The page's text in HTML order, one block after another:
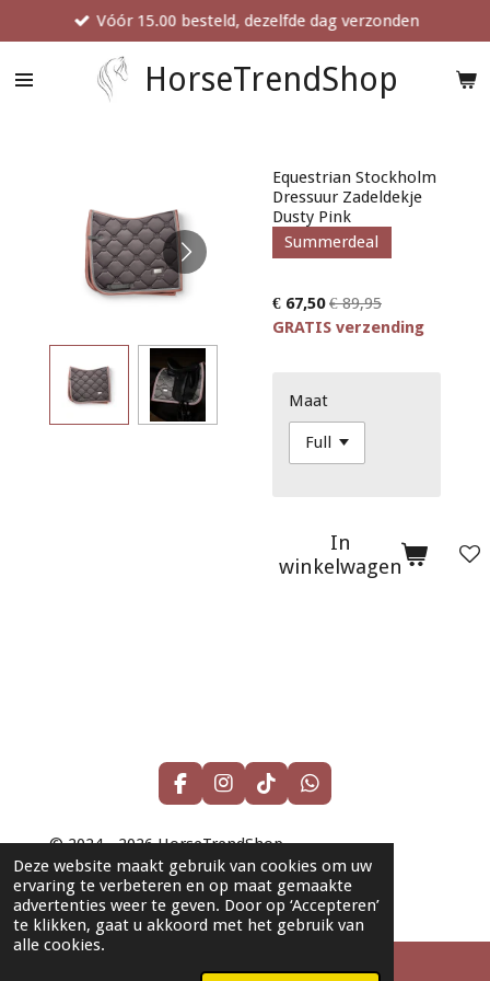
Deze website maakt gebruik van cookies om uw
ervaring te verbeteren en op maat gemaakte
advertenties weer te geven. Door op ‘Accepteren’
te klikken, gaat u akkoord met het gebruik van
alle cookies.
direct
naar
HorseTrendShop
Vóór 15.00 besteld, dezelfde dag verzonden
Equestrian Stockholm
Dressuur Zadeldekje
Dusty Pink
Summerdeal
€ 67,50 € 89,95
GRATIS verzending
Maat
In
winkelwagen
F
a
b
o
o
k
I
n
a
g
r
a
T
i
o
k
W
h
s
A
p
p
© 2024 - 2026 HorseTrendShop
Powered byJouwWeb